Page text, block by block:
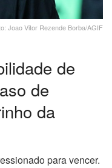
Joao Vitor Rezende Borba/AGIF
de
de
da
para vencer.